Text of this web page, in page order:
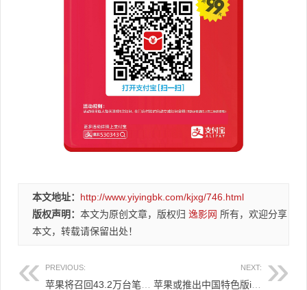
本文地址： http://www.yiyingbk.com/kjxg/746.html
版权声明： 本文为原创文章，版权归 逸影网 所有，欢迎分享
本文，转载请保留出处！
PREVIOUS: NEXT:
苹果或推出中国特色版iPhone 去掉FaceID后配上屏幕指纹解锁